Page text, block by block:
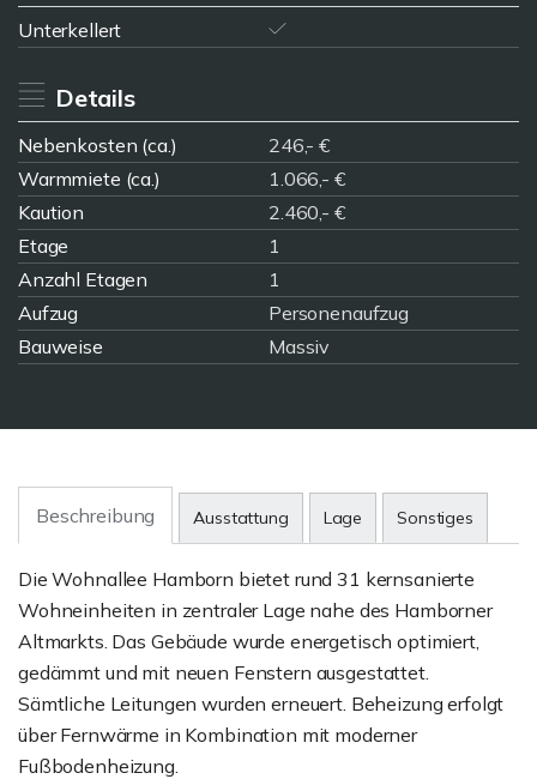
Unterkellert
Details
Nebenkosten (ca.)
246,- €
Warmmiete (ca.)
1.066,- €
Kaution
2.460,- €
Etage
1
Anzahl Etagen
1
Aufzug
Personenaufzug
Bauweise
Massiv
Beschreibung Ausstattung Lage Sonstiges
Die Wohnallee Hamborn bietet rund 31 kernsanierte
Wohneinheiten in zentraler Lage nahe des Hamborner
Altmarkts. Das Gebäude wurde energetisch optimiert,
gedämmt und mit neuen Fenstern ausgestattet.
Sämtliche Leitungen wurden erneuert. Beheizung erfolgt
über Fernwärme in Kombination mit moderner
Fußbodenheizung.